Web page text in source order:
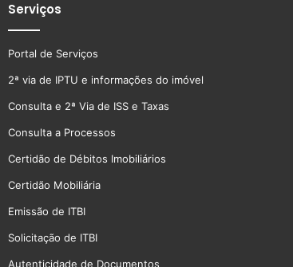
Serviços
Portal de Serviços
2ª via de IPTU e informações do imóvel
Consulta e 2ª Via de ISS e Taxas
Consulta a Processos
Certidão de Débitos Imobiliários
Certidão Mobiliária
Emissão de ITBI
Solicitação de ITBI
Autenticidade de Documentos